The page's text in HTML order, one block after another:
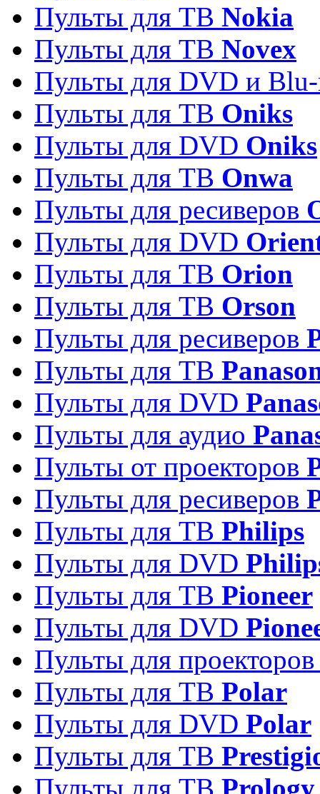
Пульты для ТВ Nokia
Пульты для ТВ Novex
Пульты для DVD и
Пульты для ТВ Oniks
Пульты для DVD Oniks
Пульты для ТВ Onwa
Пульты для ресиверов
Пульты для DVD
Пульты для ТВ Orion
Пульты для ТВ Orson
Пульты для ресиверов
Пульты для ТВ
Пульты для DVD
Пульты для аудио
Пульты от проекторов
Пульты для ресиверов
Пульты для ТВ Philips
Пульты для DVD
Пульты для ТВ Pioneer
Пульты для DVD
Пульты для
Пульты для ТВ Polar
Пульты для DVD Polar
Пульты для ТВ
Пульты для ТВ Prology